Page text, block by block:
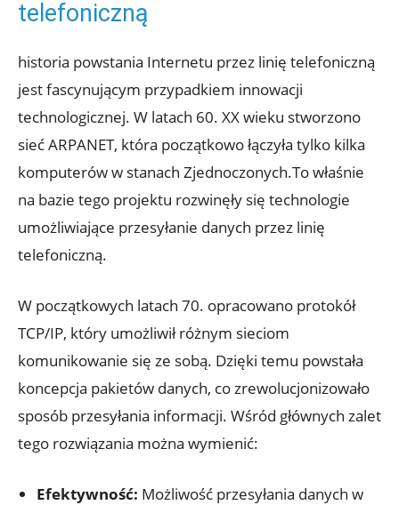
telefoniczną
historia powstania Internetu przez linię telefoniczną
jest fascynującym przypadkiem innowacji
technologicznej. W latach 60. XX wieku stworzono
sieć ARPANET, która początkowo łączyła tylko kilka
komputerów w stanach Zjednoczonych.To właśnie
na bazie tego projektu rozwinęły się technologie
umożliwiające przesyłanie danych przez linię
telefoniczną.
W początkowych latach 70. opracowano protokół
TCP/IP, który umożliwił różnym sieciom
komunikowanie się ze sobą. Dzięki temu powstała
koncepcja pakietów danych, co zrewolucjonizowało
sposób przesyłania informacji. Wśród głównych zalet
tego rozwiązania można wymienić:
Efektywność: Możliwość przesyłania danych w